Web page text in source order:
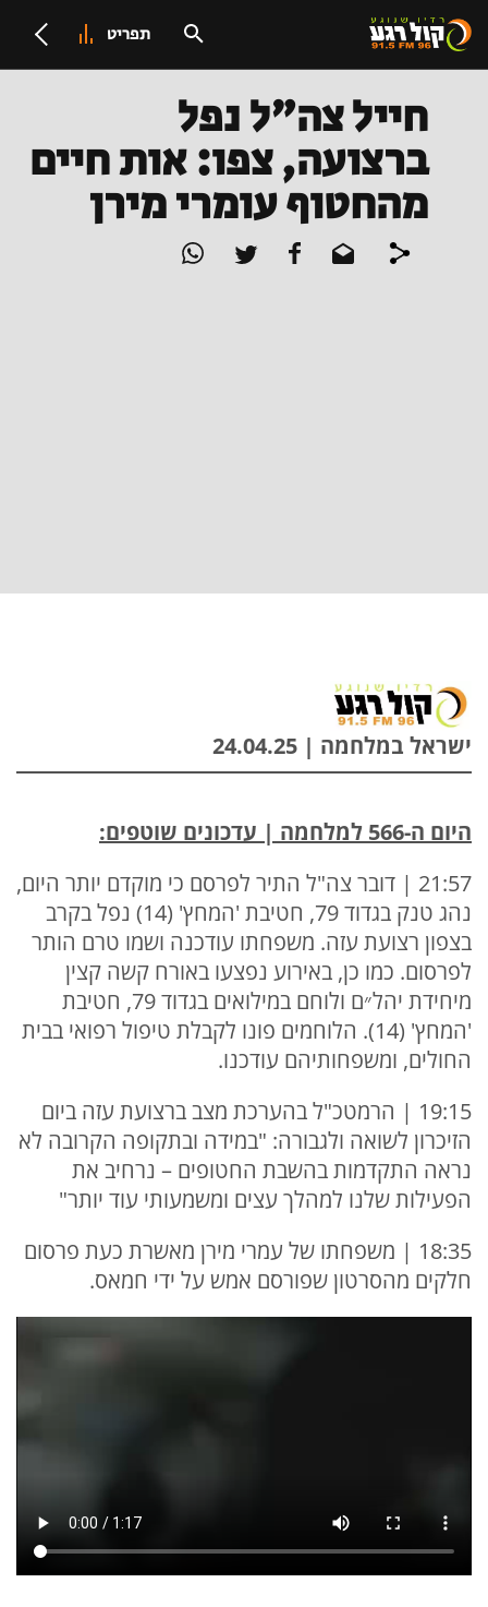
תפריט
חייל צה"ל נפל
ברצועה, צפו: אות חיים
מהחטוף עומרי מירן
ישראל במלחמה | 24.04.25
היום ה-566 למלחמה | עדכונים שוטפים:
21:57 | דובר צה"ל התיר לפרסם כי מוקדם יותר היום,
נהג טנק בגדוד 79, חטיבת 'המחץ' (14) נפל בקרב
בצפון רצועת עזה. משפחתו עודכנה ושמו טרם הותר
לפרסום. כמו כן, באירוע נפצעו באורח קשה קצין
מיחידת יהל״ם ולוחם במילואים בגדוד 79, חטיבת
'המחץ' (14). הלוחמים פונו לקבלת טיפול רפואי בבית
החולים, ומשפחותיהם עודכנו.
19:15 | הרמטכ"ל בהערכת מצב ברצועת עזה ביום
הזיכרון לשואה ולגבורה: "במידה ובתקופה הקרובה לא
נראה התקדמות בהשבת החטופים – נרחיב את
הפעילות שלנו למהלך עצים ומשמעותי עוד יותר"
18:35 | משפחתו של עמרי מירן מאשרת כעת פרסום
חלקים מהסרטון שפורסם אמש על ידי חמאס.